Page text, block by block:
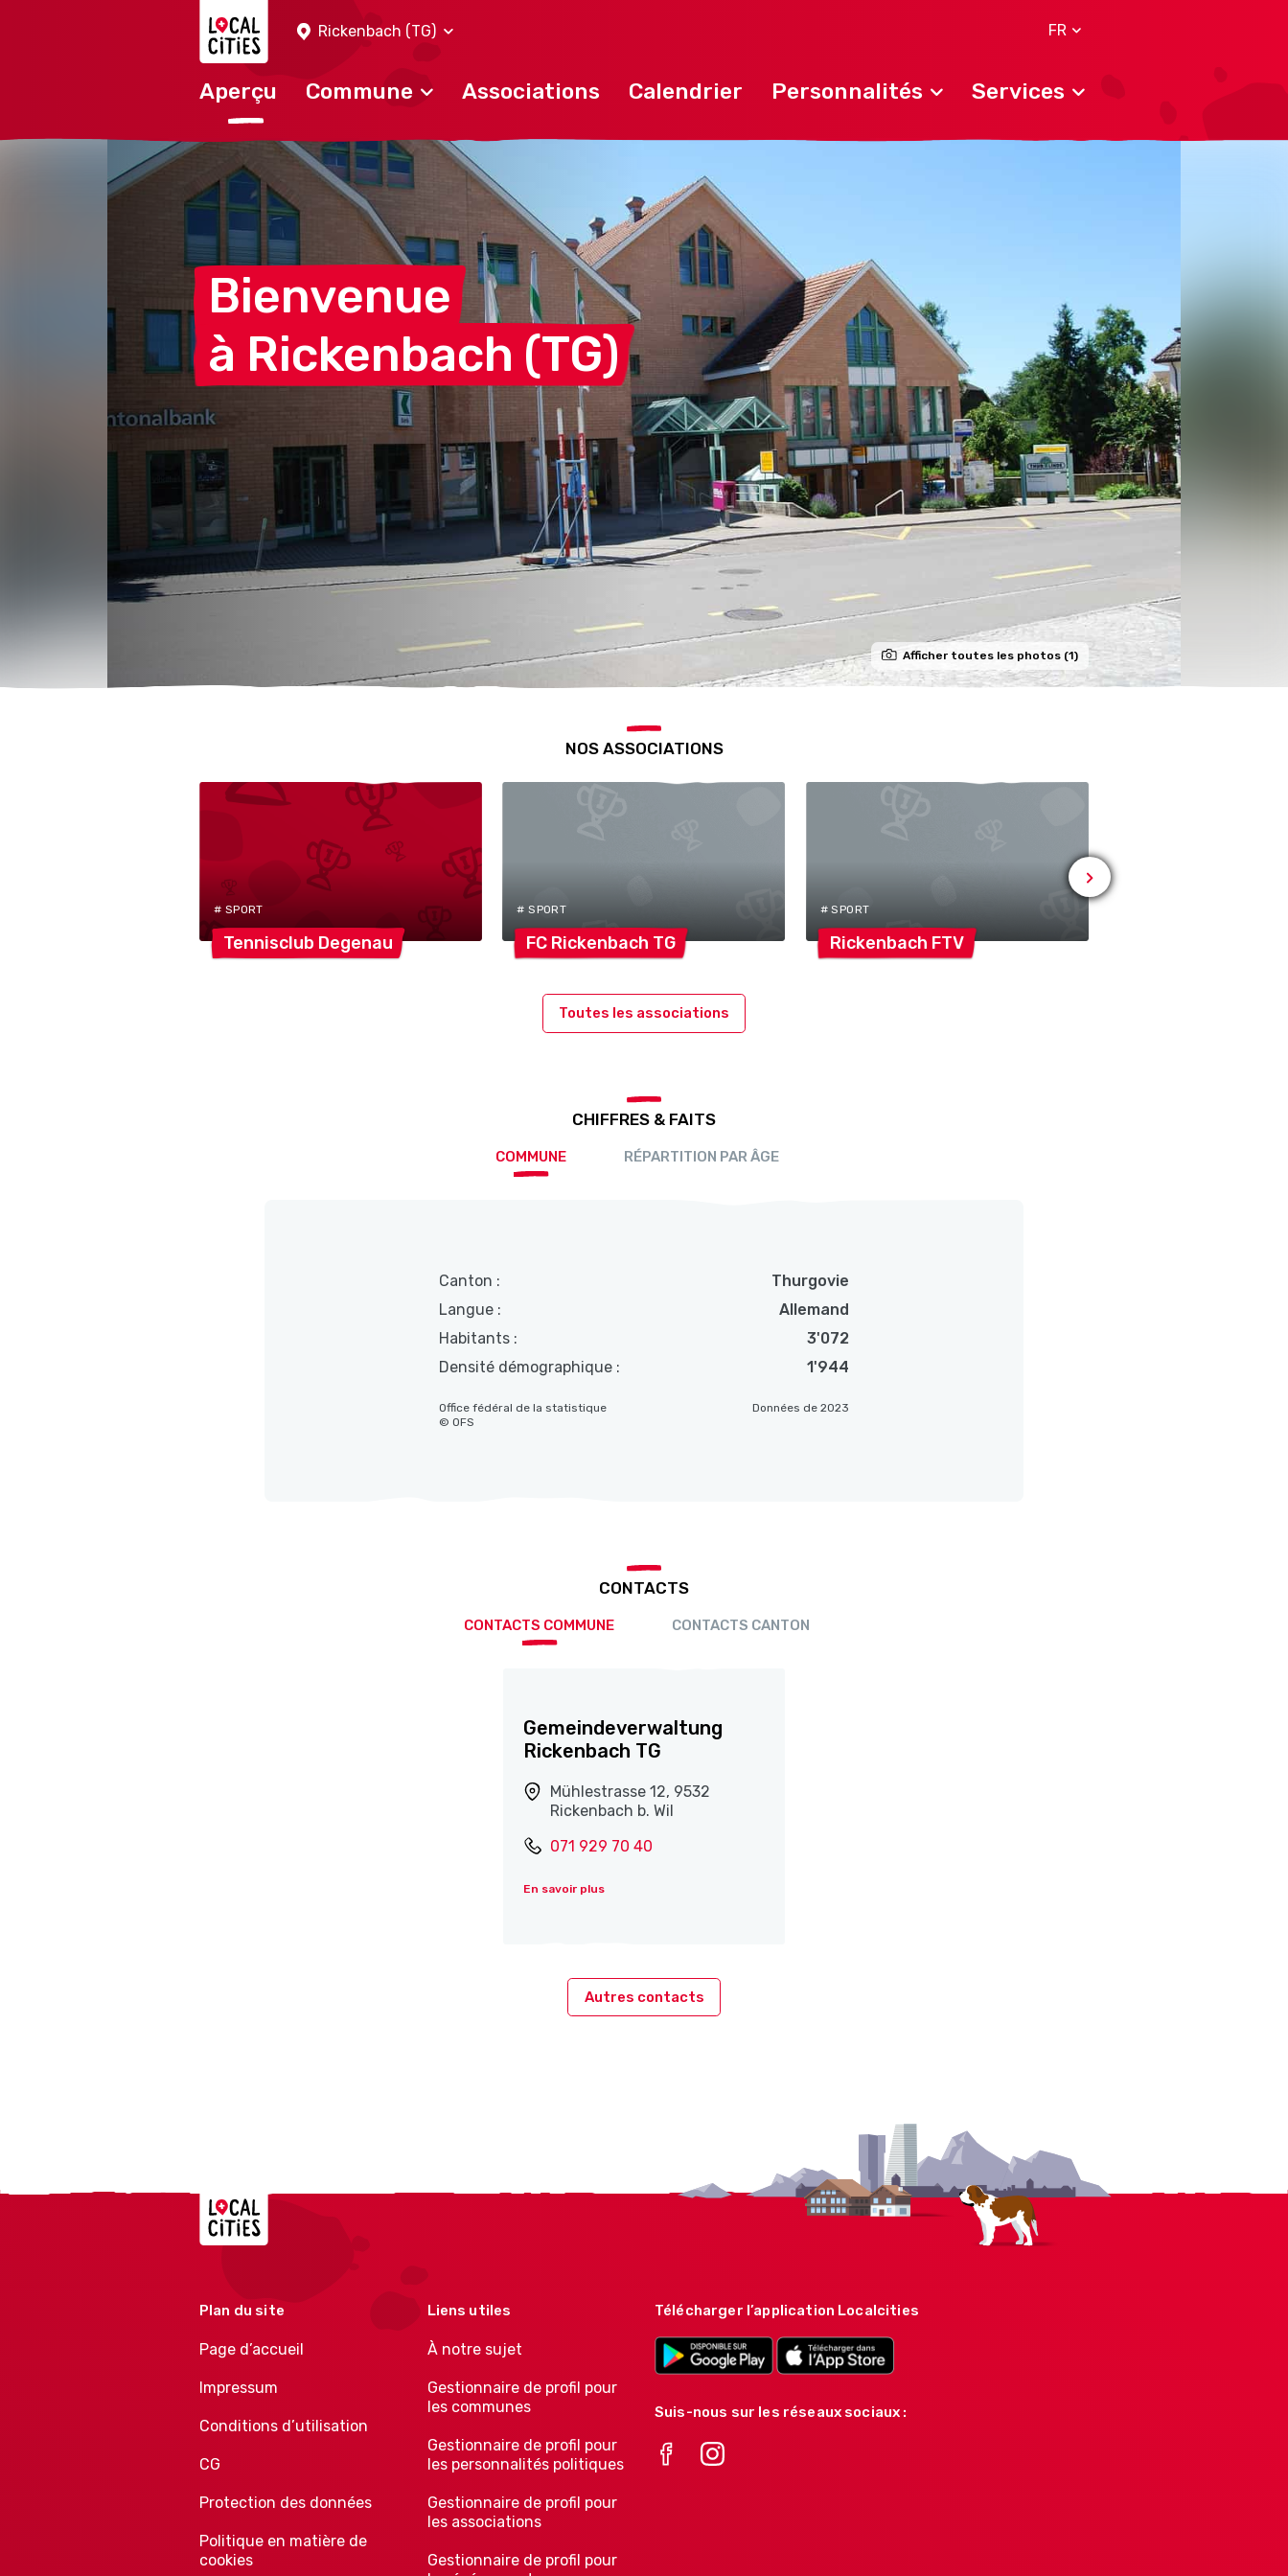
Rickenbach (TG)
FR
Aperçu Commune Associations Calendrier Personnalités Services
Bienvenue
à Rickenbach (TG)
Afficher toutes les photos (1)
NOS ASSOCIATIONS
# SPORT
Tennisclub Degenau
# SPORT
FC Rickenbach TG
# SPORT
Rickenbach FTV
Toutes les associations
CHIFFRES & FAITS
COMMUNE RÉPARTITION PAR ÂGE
Canton :
Thurgovie
Langue :
Allemand
Habitants :
3'072
Densité démographique :
1'944
Données de 2023
Office fédéral de la statistique
© OFS
CONTACTS
CONTACTS COMMUNE CONTACTS CANTON
Gemeindeverwaltung
Rickenbach TG
Mühlestrasse 12, 9532
Rickenbach b. Wil
071 929 70 40
En savoir plus
Autres contacts
Localcities
Plan du site
Page d’accueil
Impressum
Conditions d’utilisation
CG
Protection des données
Politique en matière de
cookies
Liens utiles
À notre sujet
Gestionnaire de profil pour
les communes
Gestionnaire de profil pour
les personnalités politiques
Gestionnaire de profil pour
les associations
Gestionnaire de profil pour
Télécharger l’application Localcities
Suis-nous sur les réseaux sociaux :